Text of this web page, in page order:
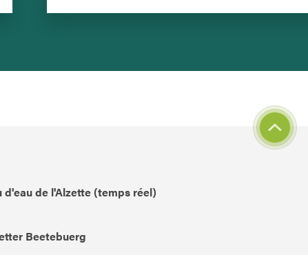
d'eau de l'Alzette (temps réel)
Beetebuerg